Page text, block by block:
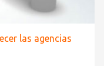
las agencias